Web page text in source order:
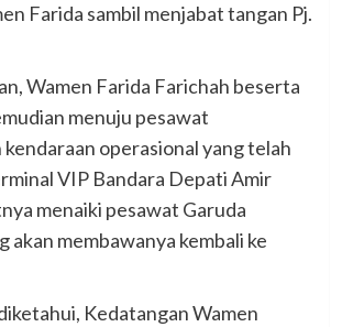
Farida sambil menjabat tangan Pj.
Wamen Farida Farichah beserta
menuju pesawat
operasional yang telah
VIP Bandara Depati Amir
menaiki pesawat Garuda
akan membawanya kembali ke
Kedatangan Wamen